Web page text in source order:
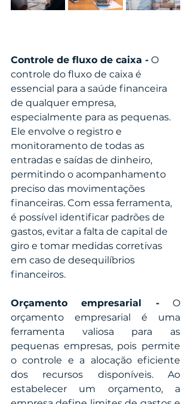
Controle de fluxo de caixa - O
controle do fluxo de caixa é
essencial para a saúde financeira
de qualquer empresa,
especialmente para as pequenas.
Ele envolve o registro e
monitoramento de todas as
entradas e saídas de dinheiro,
permitindo o acompanhamento
preciso das movimentações
financeiras. Com essa ferramenta,
é possível identificar padrões de
gastos, evitar a falta de capital de
giro e tomar medidas corretivas
em caso de desequilíbrios
financeiros.
Orçamento empresarial - O
orçamento empresarial é uma
ferramenta valiosa para as
pequenas empresas, pois permite
o controle e a alocação eficiente
dos recursos disponíveis. Ao
estabelecer um orçamento, a